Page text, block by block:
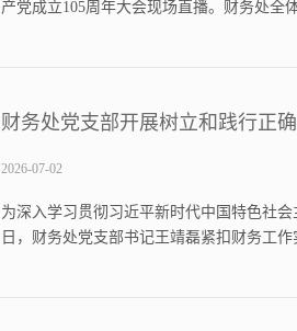
产党成立105周年大会现场直播。财务处全
财务处党支部开展树立和践行正
2026-07-02
为深入学习贯彻习近平新时代中国特色社
日，财务处党支部书记王靖磊紧扣财务工